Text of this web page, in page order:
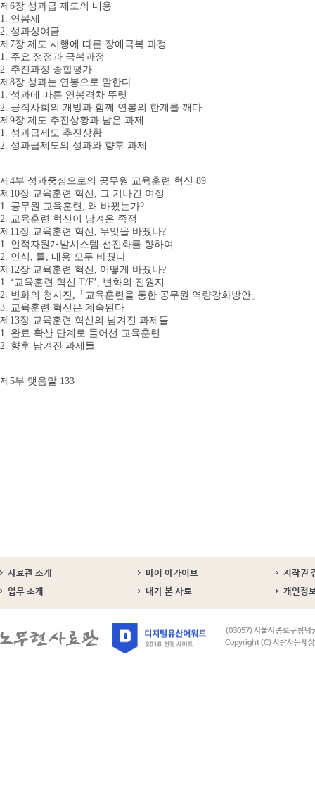
제6장 성과급 제도의 내용
1. 연봉제
2. 성과상여금
제7장 제도 시행에 따른 장애극복 과정
1. 주요 쟁점과 극복과정
2. 추진과정 종합평가
제8장 성과는 연봉으로 말한다
1. 성과에 따른 연봉격차 뚜렷
2. 공직사회의 개방과 함께 연봉의 한계를 깨다
제9장 제도 추진상황과 남은 과제
1. 성과급제도 추진상황
2. 성과급제도의 성과와 향후 과제
제4부 성과중심으로의 공무원 교육훈련 혁신 89
제10장 교육훈련 혁신, 그 기나긴 여정
1. 공무원 교육훈련, 왜 바꿨는가?
2. 교육훈련 혁신이 남겨온 족적
제11장 교육훈련 혁신, 무엇을 바꿨나?
1. 인적자원개발시스템 선진화를 향하여
2. 인식, 틀, 내용 모두 바꿨다
제12장 교육훈련 혁신, 어떻게 바꿨나?
1. ‘교육훈련 혁신 T/F’, 변화의 진원지
2. 변화의 청사진,「교육훈련을 통한 공무원 역량강화방안」
3. 교육훈련 혁신은 계속된다
제13장 교육훈련 혁신의 남겨진 과제들
1. 완료·확산 단계로 들어선 교육훈련
2. 향후 남겨진 과제들
제5부 맺음말 133
사료관 소개 마이 아카이브
저작권
업무 소개
내가 본 사료 개인정
(03057) 서울시 종로구 창덕
Copyright (C) 사람사는세